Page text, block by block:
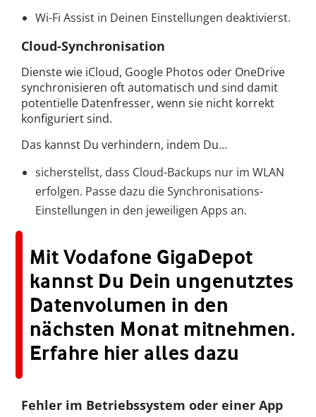
Wi-Fi Assist in Deinen Einstellungen deaktivierst.
Cloud-Synchronisation
Dienste wie iCloud, Google Photos oder OneDrive
synchronisieren oft automatisch und sind damit
potentielle Datenfresser, wenn sie nicht korrekt
konfiguriert sind.
Das kannst Du verhindern, indem Du…
sicherstellst, dass Cloud-Backups nur im WLAN
erfolgen. Passe dazu die Synchronisations-
Einstellungen in den jeweiligen Apps an.
Mit Vodafone GigaDepot
kannst Du Dein ungenutztes
Datenvolumen in den
nächsten Monat mitnehmen.
Erfahre hier alles dazu
Fehler im Betriebssystem oder einer App